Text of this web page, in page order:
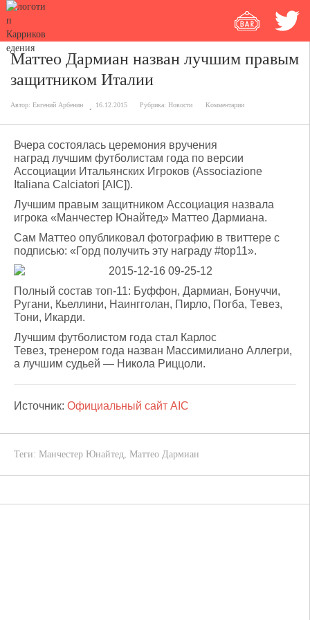
Маттео Дармиан назван лучшим правым
защитником Италии
Автор: Евгений Арбенин 16.12.2015 Рубрика: Новости Комментарии
Вчера состоялась церемония вручения
наград лучшим футболистам года по версии
Ассоциации Итальянских Игроков (Associazione
Italiana Calciatori [AIC]).
Лучшим правым защитником Ассоциация назвала
игрока «Манчестер Юнайтед» Маттео Дармиана.
Сам Маттео опубликовал фотографию в твиттере с
подписью: «Горд получить эту награду #top11».
Полный состав топ-11: Буффон, Дармиан, Бонуччи,
Ругани, Кьеллини, Наингголан, Пирло, Погба, Тевез,
Тони, Икарди.
Лучшим футболистом года стал Карлос
Тевез, тренером года назван Массимилиано Аллегри,
а лучшим судьей — Никола Риццоли.
Источник: Официальный сайт AIC
Теги: Манчестер Юнайтед, Маттео Дармиан